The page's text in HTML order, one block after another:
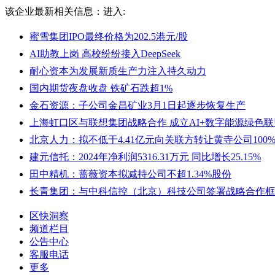
该企业最新相关信息： 进入:
蜜雪集团IPO最终价格为202.5港元/股
AI助教上岗 高校纷纷接入DeepSeek
耐心资本为发展新质生产力注入持久动力
国内期货夜盘收盘 铁矿石跌超1%
金石资源：子公司金昌矿业3月1日起逐步恢复生产
上海虹口区与联想集团战略合作 成立AI+数字能源绿色
北京人力：拟不低于4.41亿元向关联方转让黄寺公司
建元信托：2024年净利润5316.31万元 同比增长25.15%
田中精机：蔷薇资本拟减持公司不超1.34%股份
长青集团：与中科信控（北京）科技公司签署战略合作
区快洞察
频道栏目
公告中心
客服电话
更多